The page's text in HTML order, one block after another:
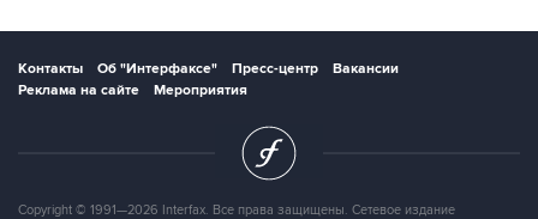
Контакты Об "Интерфаксе" Пресс-центр
Вакансии
Реклама на сайте
Мероприятия
Copyright © 1991—2026 Interfax. Все права защищены. Сетевое издание